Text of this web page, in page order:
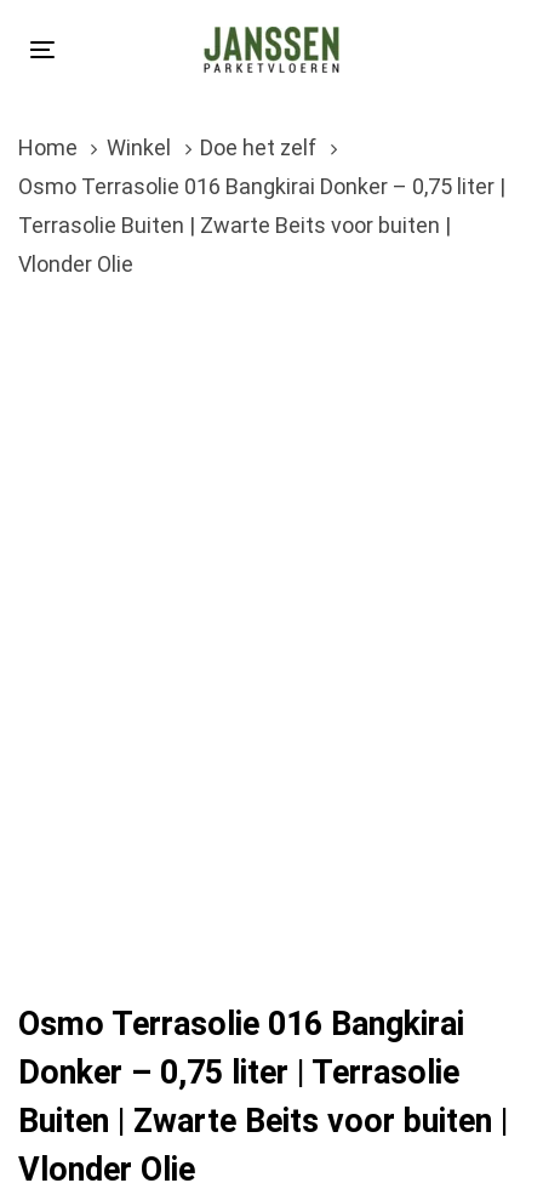
links
navigation
Skip
content
Toggle
Home
Winkel
Doe het zelf
Osmo Terrasolie 016 Bangkirai Donker – 0,75 liter |
Terrasolie Buiten | Zwarte Beits voor buiten |
Vlonder Olie
Osmo Terrasolie 016 Bangkirai
Donker – 0,75 liter | Terrasolie
Buiten | Zwarte Beits voor buiten |
Vlonder Olie